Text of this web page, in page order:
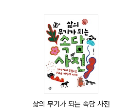
삶의 무기가 되는 속담 사전